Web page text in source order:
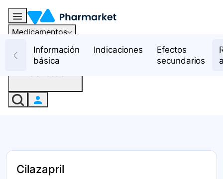
Medicamentos
RecursosInformación
básica
Indicaciones
Efectos
secundarios
Cilazapril